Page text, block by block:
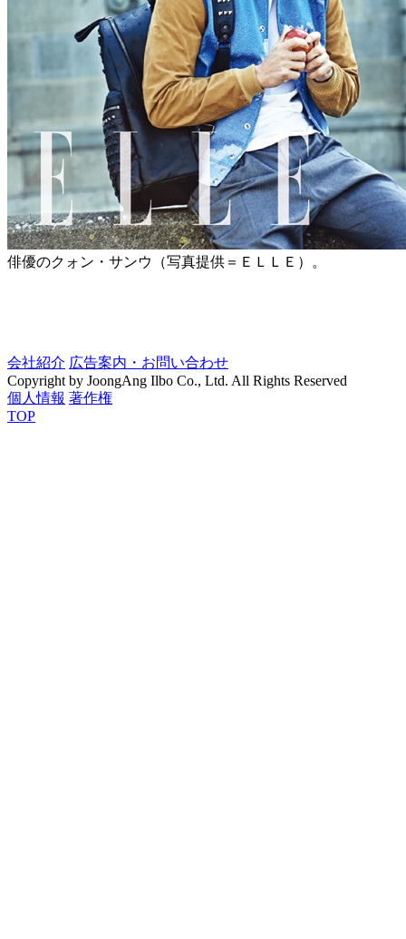
俳優のクォン・サンウ（写真提供＝ＥＬＬＥ）。
会社紹介 広告案内・お問い合わせ
Copyright by JoongAng Ilbo Co., Ltd. All Rights Reserved
個人情報 著作権
TOP